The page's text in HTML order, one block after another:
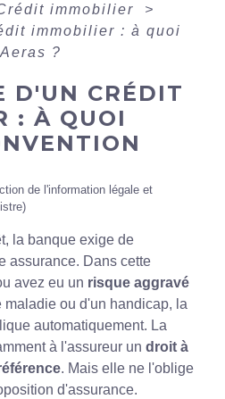
immobilier
>
immobilier : à quoi
?
D'UN CRÉDIT
: À QUOI
de l'information légale et
la banque exige de
assurance. Dans cette
avez eu un risque aggravé
maladie ou d'un handicap, la
automatiquement. La
à l'assureur un droit à
. Mais elle ne l'oblige
d'assurance.